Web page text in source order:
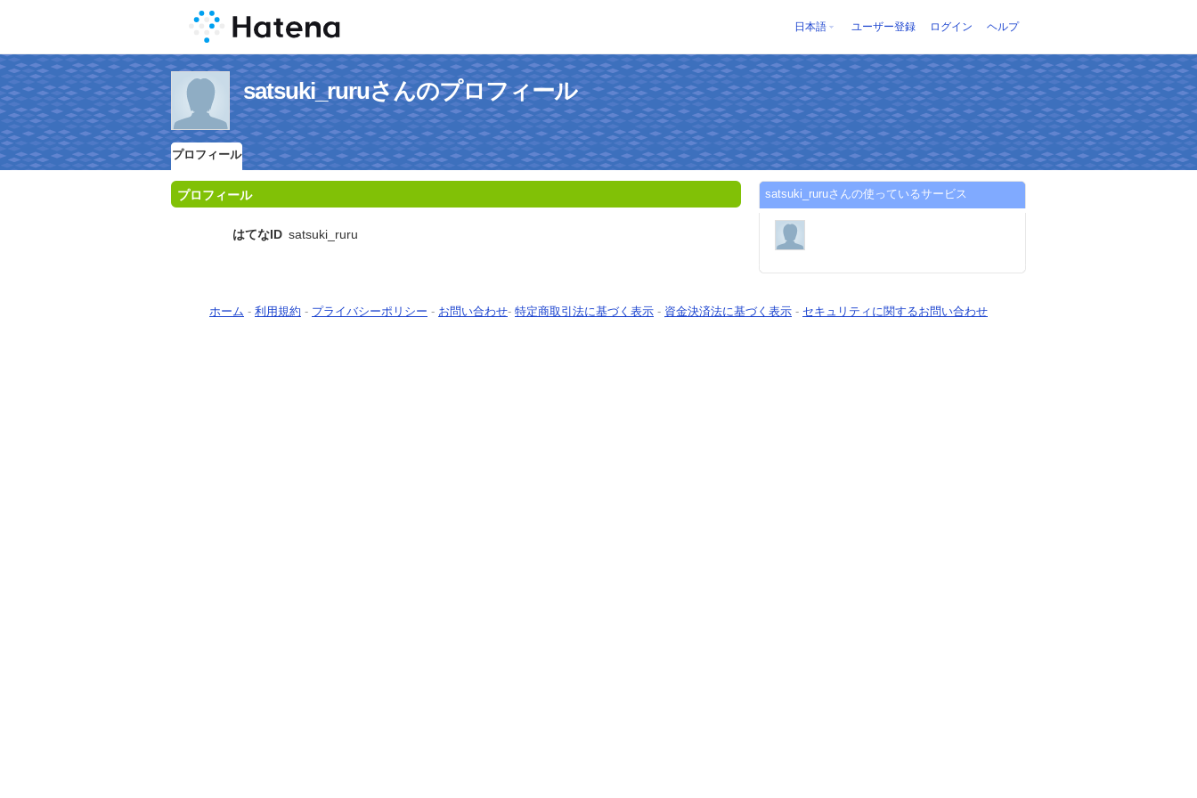
日本語 ユーザー登録 ログイン ヘルプ
satsuki_ruruさんのプロフィール
プロフィール
プロフィール
はてなID satsuki_ruru
satsuki_ruruさんの使っているサービス
ホーム - 利用規約 - プライバシーポリシー - お問い合わせ- 特定商取引法に基づく表示 - 資金決済法に基づく表示 - セキュリティに関するお問い合わせ